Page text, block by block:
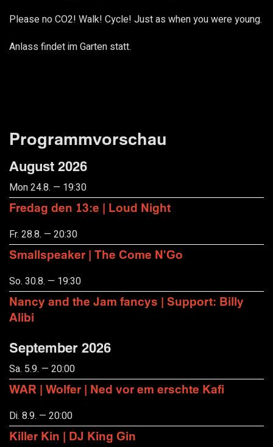
Please no CO2! Walk! Cycle! Just as when you were young.
Anlass findet im Garten statt.
Programmvorschau
August 2026
Mon 24.8. — 19:30
Fredag den 13:e | Loud Night
Fr. 28.8. — 20:30
Smallspeaker | The Come N'Go
So. 30.8. — 19:30
Nancy and the Jam fancys | Support: Billy
Alibi
September 2026
Sa. 5.9. — 20:00
WAR | Wolfer | Ned vor em erschte Kafi
Di. 8.9. — 20:00
Killer Kin | DJ King Gin